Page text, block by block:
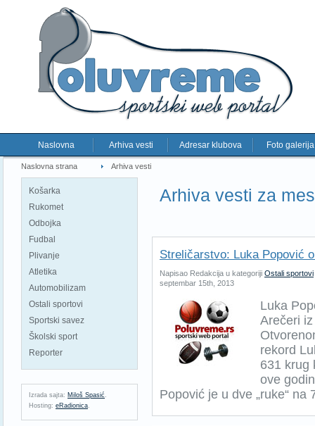
Naslovna Arhiva vesti Adresar klubova Foto galerija
Naslovna strana Arhiva vesti
Košarka
Rukomet
Odbojka
Fudbal
Plivanje
Atletika
Automobilizam
Ostali sportovi
Sportski savez
Školski sport
Reporter
Izrada sajta: Miloš Spasić .
Hosting: eRadionica.
Arhiva vesti za
Streličarstvo: Luka Popović
Napisao Redakcija u kategoriji Ostali sportovi
septembar 15th, 2013
Luka
Arečeri
rekord
631 krug
ove
Popović je u dve „ruke“ na